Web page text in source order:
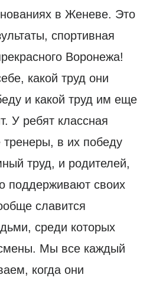
в Женеве. Это
спортивная
Воронежа!
какой труд они
и какой труд им еще
У ребят классная
в их победу
труд, и родителей,
поддерживают своих
славится
среди которых
Мы все каждый
когда они